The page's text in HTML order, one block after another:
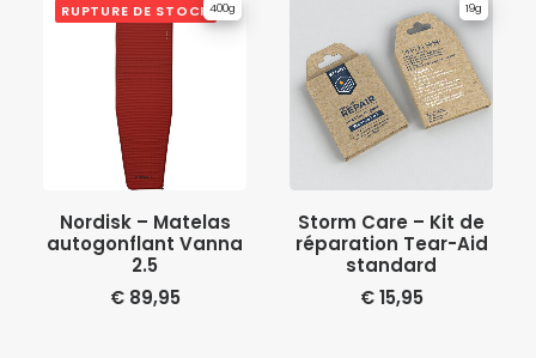
400g
RUPTURE DE STOCK
LIRE LA SUITE
Nordisk – Matelas
autogonflant Vanna
2.5
€89,95
19g
AJOUTER AU PANIER
Storm Care – Kit de
réparation Tear-Aid
standard
€15,95